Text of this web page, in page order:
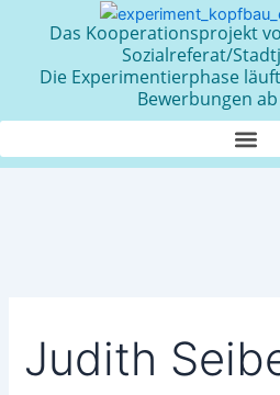
Das Kooperationsprojekt
Sozialreferat/
Die Experimentierphase
Bewerbungen ab
Judith